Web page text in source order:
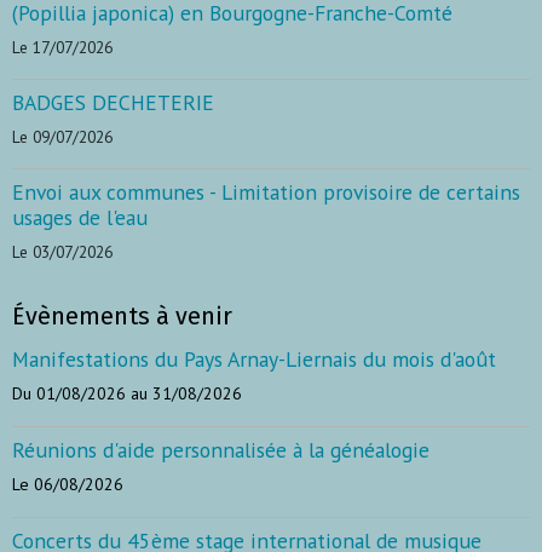
(Popillia japonica) en Bourgogne-Franche-Comté
Le 17/07/2026
BADGES DECHETERIE
Le 09/07/2026
Envoi aux communes - Limitation provisoire de certains
usages de l'eau
Le 03/07/2026
Évènements à venir
Manifestations du Pays Arnay-Liernais du mois d'août
Du 01/08/2026 au 31/08/2026
Réunions d'aide personnalisée à la généalogie
Le 06/08/2026
Concerts du 45ème stage international de musique